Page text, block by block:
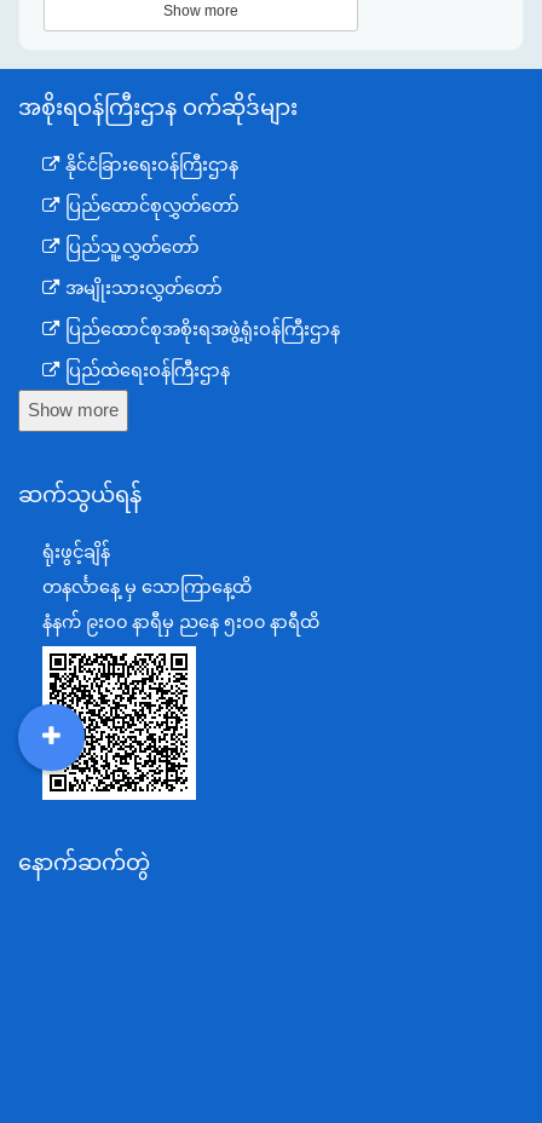
Show more
အစိုးရဝန်ကြီးဌာန ဝက်ဆိုဒ်များ
နိုင်ငံခြားရေးဝန်ကြီးဌာန
ပြည်ထောင်စုလွှတ်တော်
ပြည်သူ့လွှတ်တော်
အမျိုးသားလွှတ်တော်
ပြည်ထောင်စုအစိုးရအဖွဲ့ရုံးဝန်ကြီးဌာန
ပြည်ထဲရေးဝန်ကြီးဌာန
ကာကွယ်ရေးဝန်ကြီးဌာန
စီမံကိန်း၊ဘဏ္ဍာရေးနှင့်စက်မှုဝန်ကြီးဌာန
အပြည်ပြည်ဆိုင်ရာပူးပေါင်းဆောင်ရွက်ရေးဝန်ကြီးဌာန
ပြန်ကြားရေးဝန်ကြီးဌာန
သာသနာရေးနှင့် ယဉ်ကျေးမှုဝန်ကြီးဌာန
စိုက်ပျိုးရေး၊မွေးမြူရေးနှင့်ဆည်မြောင်းဝန်ကြီးဌာန
ပို့ဆောင်ရေးနှင့်ဆက်သွယ်ရေးဝန်ကြီးဌာန
သယံဇာတနှင့်ပတ်ဝန်းကျင်ထိန်းသိမ်းရေးဝန်ကြီးဌာန
အလုပ်သမား၊လူဝင်မှုကြီးကြပ်ရေးနှင့်ပြည်သူ့အင်အား
Show more
ဆက်သွယ်ရန်
ရုံးဖွင့်ချိန်
တနင်္လာနေ့ မှ သောကြာနေ့ထိ
နံနက် ၉းဝ၀ နာရီမှ ညနေ ၅းဝ၀ နာရီထိ
နောက်ဆက်တွဲ